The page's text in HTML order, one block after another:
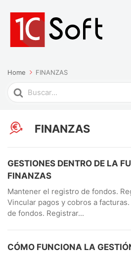
Home FINANZAS
Search
For
FINANZAS
GESTIONES DENTRO DE LA
FINANZAS
Mantener el registro de fondos.
Vincular pagos y cobros a
de fondos. Registrar...
CÓMO FUNCIONA LA